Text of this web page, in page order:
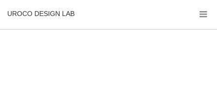
UROCO DESIGN LAB